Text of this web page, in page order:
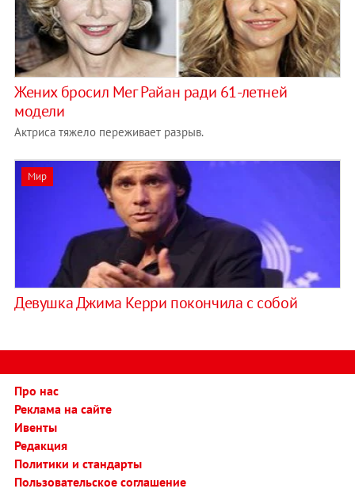
Жених бросил Мег Райан ради 61-летней
модели
Актриса тяжело переживает разрыв.
Мир
Девушка Джима Керри покончила с собой
Про нас
Реклама на сайте
Ивенты
Редакция
Политики и стандарты
Пользовательское соглашение